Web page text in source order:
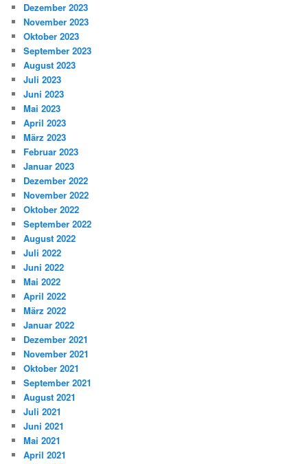
Dezember 2023
November 2023
Oktober 2023
September 2023
August 2023
Juli 2023
Juni 2023
Mai 2023
April 2023
März 2023
Februar 2023
Januar 2023
Dezember 2022
November 2022
Oktober 2022
September 2022
August 2022
Juli 2022
Juni 2022
Mai 2022
April 2022
März 2022
Januar 2022
Dezember 2021
November 2021
Oktober 2021
September 2021
August 2021
Juli 2021
Juni 2021
Mai 2021
April 2021